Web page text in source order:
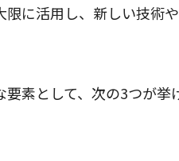
限に活用し、新しい技術
素として、次の3つが挙